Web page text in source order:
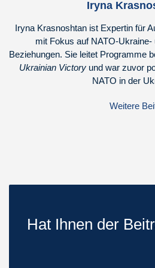
Iryna
Iryna Krasnoshtan ist Expertin für
mit Fokus auf NATO-
Beziehungen. Sie leitet Programme
Ukrainian Victoryund war zuvor
NATO in der
Weitere
Hat Ihnen der